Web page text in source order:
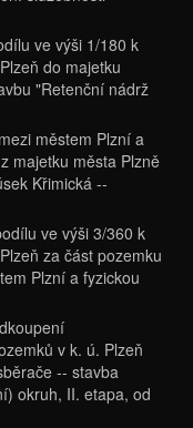
ve výši 1/180 k
do majetku
"Retenční nádrž
městem Plzní a
majetku města Plzně
Křimická --
ve výši 3/360 k
za část pozemku
Plzní a fyzickou
v k. ú. Plzeň
-- stavba
okruh, II. etapa, od